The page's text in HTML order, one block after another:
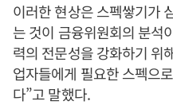
이러한 현상은 스펙쌓기가
는 것이 금융위원회의 분석
력의 전문성을 강화하기 위
업자들에게 필요한 스펙으
다”고 말했다.